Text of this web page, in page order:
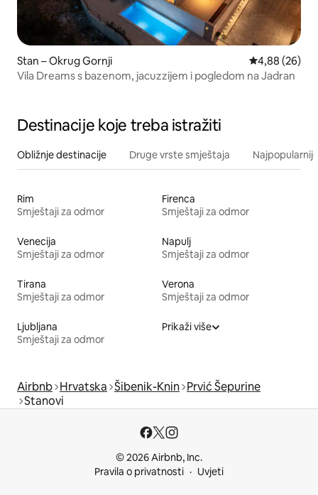
Stan – Okrug Gornji Prosječna
4,88 (26)
Vila Dreams s bazenom, jacuzzijem i pogledom na Jadran
Destinacije koje treba istražiti
Obližnje destinacije Druge vrste smještaja
Rim
Smještaji za odmor
Firenca
Smještaji za odmor
Venecija
Smještaji za odmor
Napulj
Smještaji za odmor
Tirana
Smještaji za odmor
Verona
Smještaji za odmor
Ljubljana
Smještaji za odmor
Prikaži više
Airbnb Hrvatska Šibenik-Knin Prvić Šepurine
Stanovi
© 2026 Airbnb, Inc.
Pravila o privatnosti
Uvjeti